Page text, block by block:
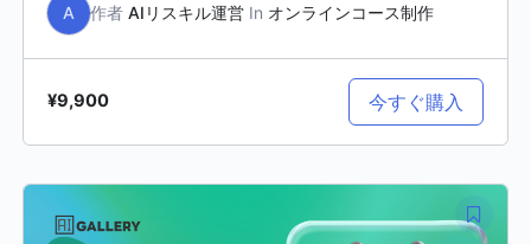
A 作者 AIリスキル運営In オンラインコース制作
¥9,900 今すぐ購入